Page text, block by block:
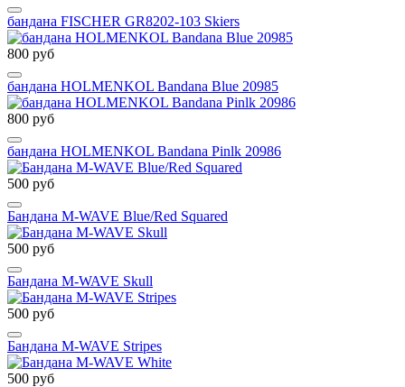
бандана FISCHER GR8202-103 Skiers
800 руб
бандана HOLMENKOL Bandana Blue 20985
800 руб
бандана HOLMENKOL Bandana Pinlk 20986
500 руб
Бандана M-WAVE Blue/Red Squared
500 руб
Бандана M-WAVE Skull
500 руб
Бандана M-WAVE Stripes
500 руб